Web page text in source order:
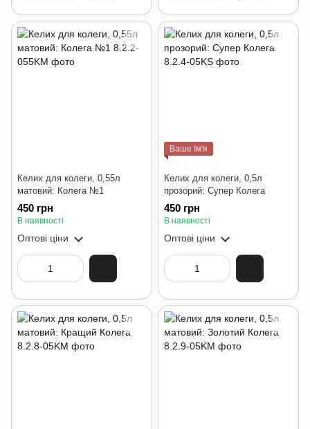
Келих для колеги, 0,55л
матовий: Колега №1
450 грн
В наявності
Оптові ціни
Ваше Ім'я
Келих для колеги, 0,5л
прозорий: Супер Колега
450 грн
В наявності
Оптові ціни